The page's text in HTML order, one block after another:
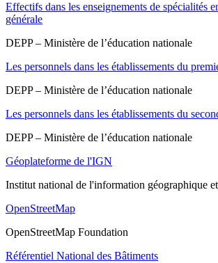
Effectifs dans les enseignements de spécialités
générale
DEPP – Ministère de l’éducation nationale
Les personnels dans les établissements du
DEPP – Ministère de l’éducation nationale
Les personnels dans les établissements du
DEPP – Ministère de l’éducation nationale
Géoplateforme de l'IGN
Institut national de l'information géographique
OpenStreetMap
OpenStreetMap Foundation
Référentiel National des Bâtiments